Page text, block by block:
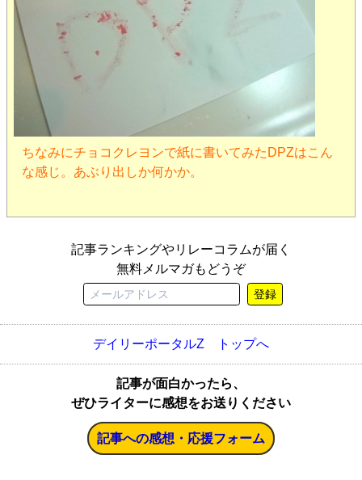
ちなみにチョコクレヨンで紙に書いてみたDPZはこん
な感じ。あぶり出しか何かか。
記事ランキングやリレーコラムが届く
無料メルマガもどうぞ
登録
デイリーポータルZ トップへ
記事が面白かったら、
ぜひライターに感想をお送りください
記事への感想・応援フォーム